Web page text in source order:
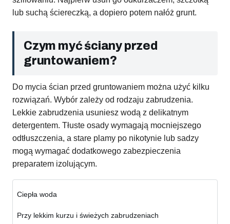
lub suchą ściereczką, a dopiero potem nałóż grunt.
Czym myć ściany przed
gruntowaniem?
Do mycia ścian przed gruntowaniem można użyć kilku
rozwiązań. Wybór zależy od rodzaju zabrudzenia.
Lekkie zabrudzenia usuniesz wodą z delikatnym
detergentem. Tłuste osady wymagają mocniejszego
odtłuszczenia, a stare plamy po nikotynie lub sadzy
mogą wymagać dodatkowego zabezpieczenia
preparatem izolującym.
Ciepła woda
Przy lekkim kurzu i świeżych zabrudzeniach